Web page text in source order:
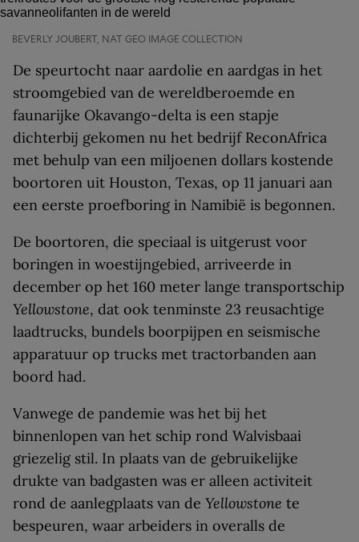
BEVERLY JOUBERT, NAT GEO IMAGE COLLECTION
De speurtocht naar aardolie en aardgas in het
stroomgebied van de wereldberoemde en
faunarijke Okavango-delta is een stapje
dichterbij gekomen nu het bedrijf ReconAfrica
met behulp van een miljoenen dollars kostende
boortoren uit Houston, Texas, op 11 januari aan
een eerste proefboring in Namibië is begonnen.
De boortoren, die speciaal is uitgerust voor
boringen in woestijngebied, arriveerde in
december op het 160 meter lange transportschip
Yellowstone, dat ook tenminste 23 reusachtige
laadtrucks, bundels boorpijpen en seismische
apparatuur op trucks met tractorbanden aan
boord had.
Vanwege de pandemie was het bij het
binnenlopen van het schip rond Walvisbaai
griezelig stil. In plaats van de gebruikelijke
drukte van badgasten was er alleen activiteit
rond de aanlegplaats van de Yellowstone te
bespeuren, waar arbeiders in overalls de